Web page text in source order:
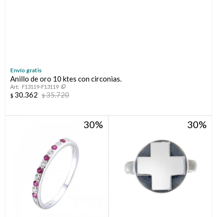
Envío gratis
Anillo de oro 10 ktes con circonias.
F13119-F13119
$ 30.362 $35.720
30 30